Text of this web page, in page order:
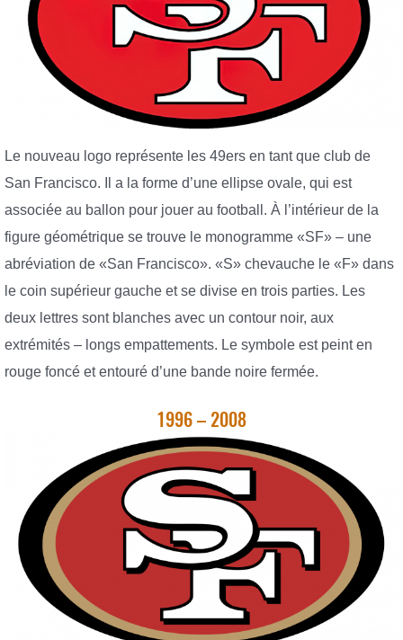
Le nouveau logo représente les 49ers en tant que club de
San Francisco. Il a la forme d’une ellipse ovale, qui est
associée au ballon pour jouer au football. À l’intérieur de la
figure géométrique se trouve le monogramme «SF» – une
abréviation de «San Francisco». «S» chevauche le «F» dans
le coin supérieur gauche et se divise en trois parties. Les
deux lettres sont blanches avec un contour noir, aux
extrémités – longs empattements. Le symbole est peint en
rouge foncé et entouré d’une bande noire fermée.
1996 – 2008